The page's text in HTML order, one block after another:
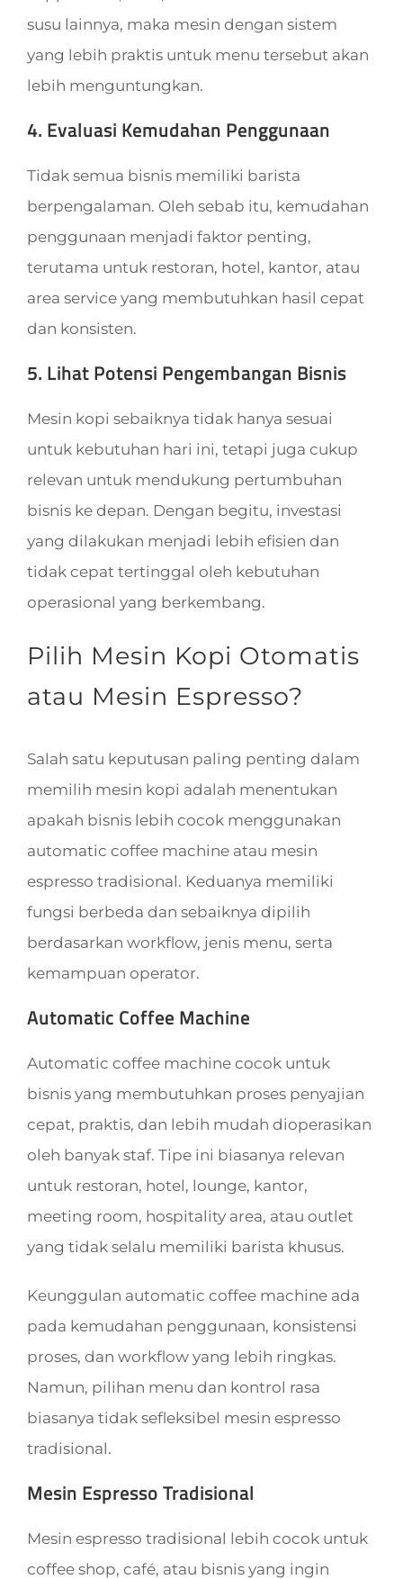
susu lainnya, maka mesin dengan sistem
yang lebih praktis untuk menu tersebut akan
lebih menguntungkan.
4. Evaluasi Kemudahan Penggunaan
Tidak semua bisnis memiliki barista
berpengalaman. Oleh sebab itu, kemudahan
penggunaan menjadi faktor penting,
terutama untuk restoran, hotel, kantor, atau
area service yang membutuhkan hasil cepat
dan konsisten.
5. Lihat Potensi Pengembangan Bisnis
Mesin kopi sebaiknya tidak hanya sesuai
untuk kebutuhan hari ini, tetapi juga cukup
relevan untuk mendukung pertumbuhan
bisnis ke depan. Dengan begitu, investasi
yang dilakukan menjadi lebih efisien dan
tidak cepat tertinggal oleh kebutuhan
operasional yang berkembang.
Pilih Mesin Kopi Otomatis
atau Mesin Espresso?
Salah satu keputusan paling penting dalam
memilih mesin kopi adalah menentukan
apakah bisnis lebih cocok menggunakan
automatic coffee machine atau mesin
espresso tradisional. Keduanya memiliki
fungsi berbeda dan sebaiknya dipilih
berdasarkan workflow, jenis menu, serta
kemampuan operator.
Automatic Coffee Machine
Automatic coffee machine cocok untuk
bisnis yang membutuhkan proses penyajian
cepat, praktis, dan lebih mudah dioperasikan
oleh banyak staf. Tipe ini biasanya relevan
untuk restoran, hotel, lounge, kantor,
meeting room, hospitality area, atau outlet
yang tidak selalu memiliki barista khusus.
Keunggulan automatic coffee machine ada
pada kemudahan penggunaan, konsistensi
proses, dan workflow yang lebih ringkas.
Namun, pilihan menu dan kontrol rasa
biasanya tidak sefleksibel mesin espresso
tradisional.
Mesin Espresso Tradisional
Mesin espresso tradisional lebih cocok untuk
coffee shop, café, atau bisnis yang ingin